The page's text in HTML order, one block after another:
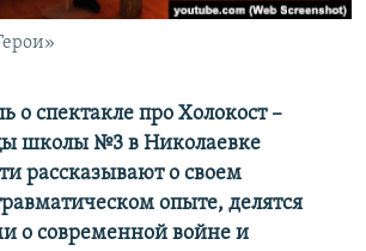
о спектакле про Холокост –
школы №3 в Николаевке
рассказывают о своем
опыте, делятся
о современной войне и